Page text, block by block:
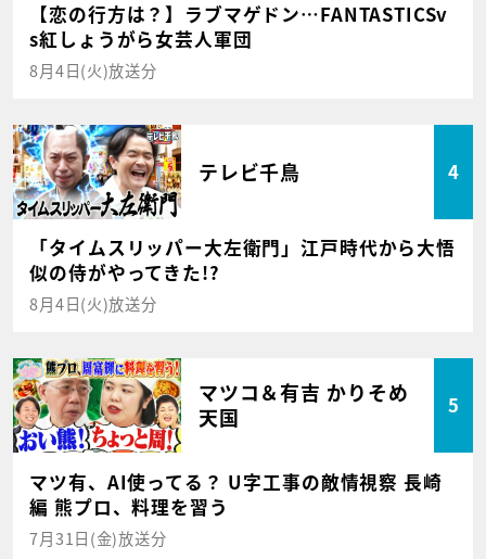
【恋の行方は？】ラブマゲドン…FANTASTICSv
s紅しょうがら女芸人軍団
8月4日(火)放送分
テレビ千鳥 4
「タイムスリッパー大左衛門」江戸時代から大悟
似の侍がやってきた!?
8月4日(火)放送分
マツコ＆有吉 かりそめ
天国
5
マツ有、AI使ってる？ U字工事の敵情視察 長崎
編 熊プロ、料理を習う
7月31日(金)放送分